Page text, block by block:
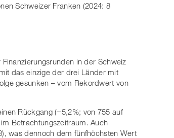
Schweizer Franken (2024: 8
in der Schweiz
das einzige der drei Länder mit
gesunken – vom Rekordwert von
Rückgang (−5,2%; von 755 auf
Betrachtungszeitraum. Auch
was dennoch dem fünfhöchsten Wert